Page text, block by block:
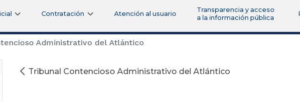
Contratación Atención al usuario
Transparencia y acceso
a la información pública
Administrativo del Atlántico
Tribunal Contencioso Administrativo del Atlántico